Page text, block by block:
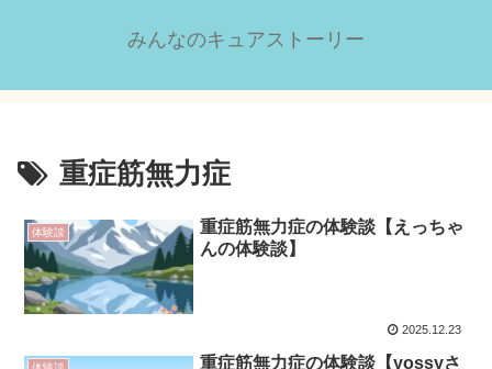
みんなのキュアストーリー
重症筋無力症
体験談
重症筋無力症の体験談【えっちゃ
んの体験談】
2025.12.23
重症筋無力症の体験談【yossyさ